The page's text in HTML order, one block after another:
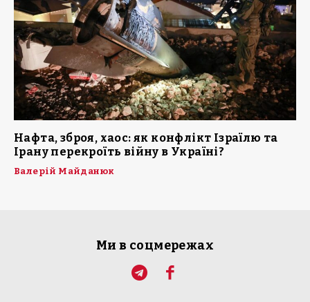
Нафта, зброя, хаос: як конфлікт Ізраїлю та
Ірану перекроїть війну в Україні?
Валерій Майданюк
Ми в соцмережах